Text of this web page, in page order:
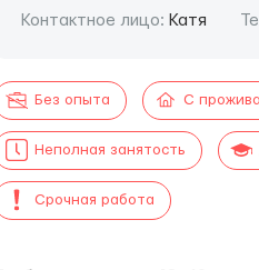
Контактное лицо: Катя
Без опыта С
Неполная занятость
Срочная работа